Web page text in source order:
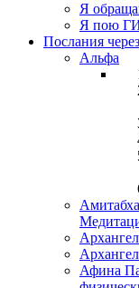
Я
Я пою
Послания
Альфа
Афина